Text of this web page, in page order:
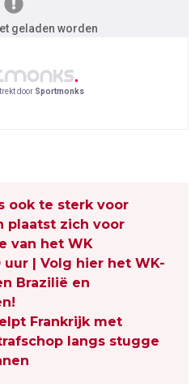
geladen worden
door Sportmonks
ook te sterk voor
plaatst zich voor
van het WK
uur | Volg hier het WK-
Brazilië en
Frankrijk met
langs stugge